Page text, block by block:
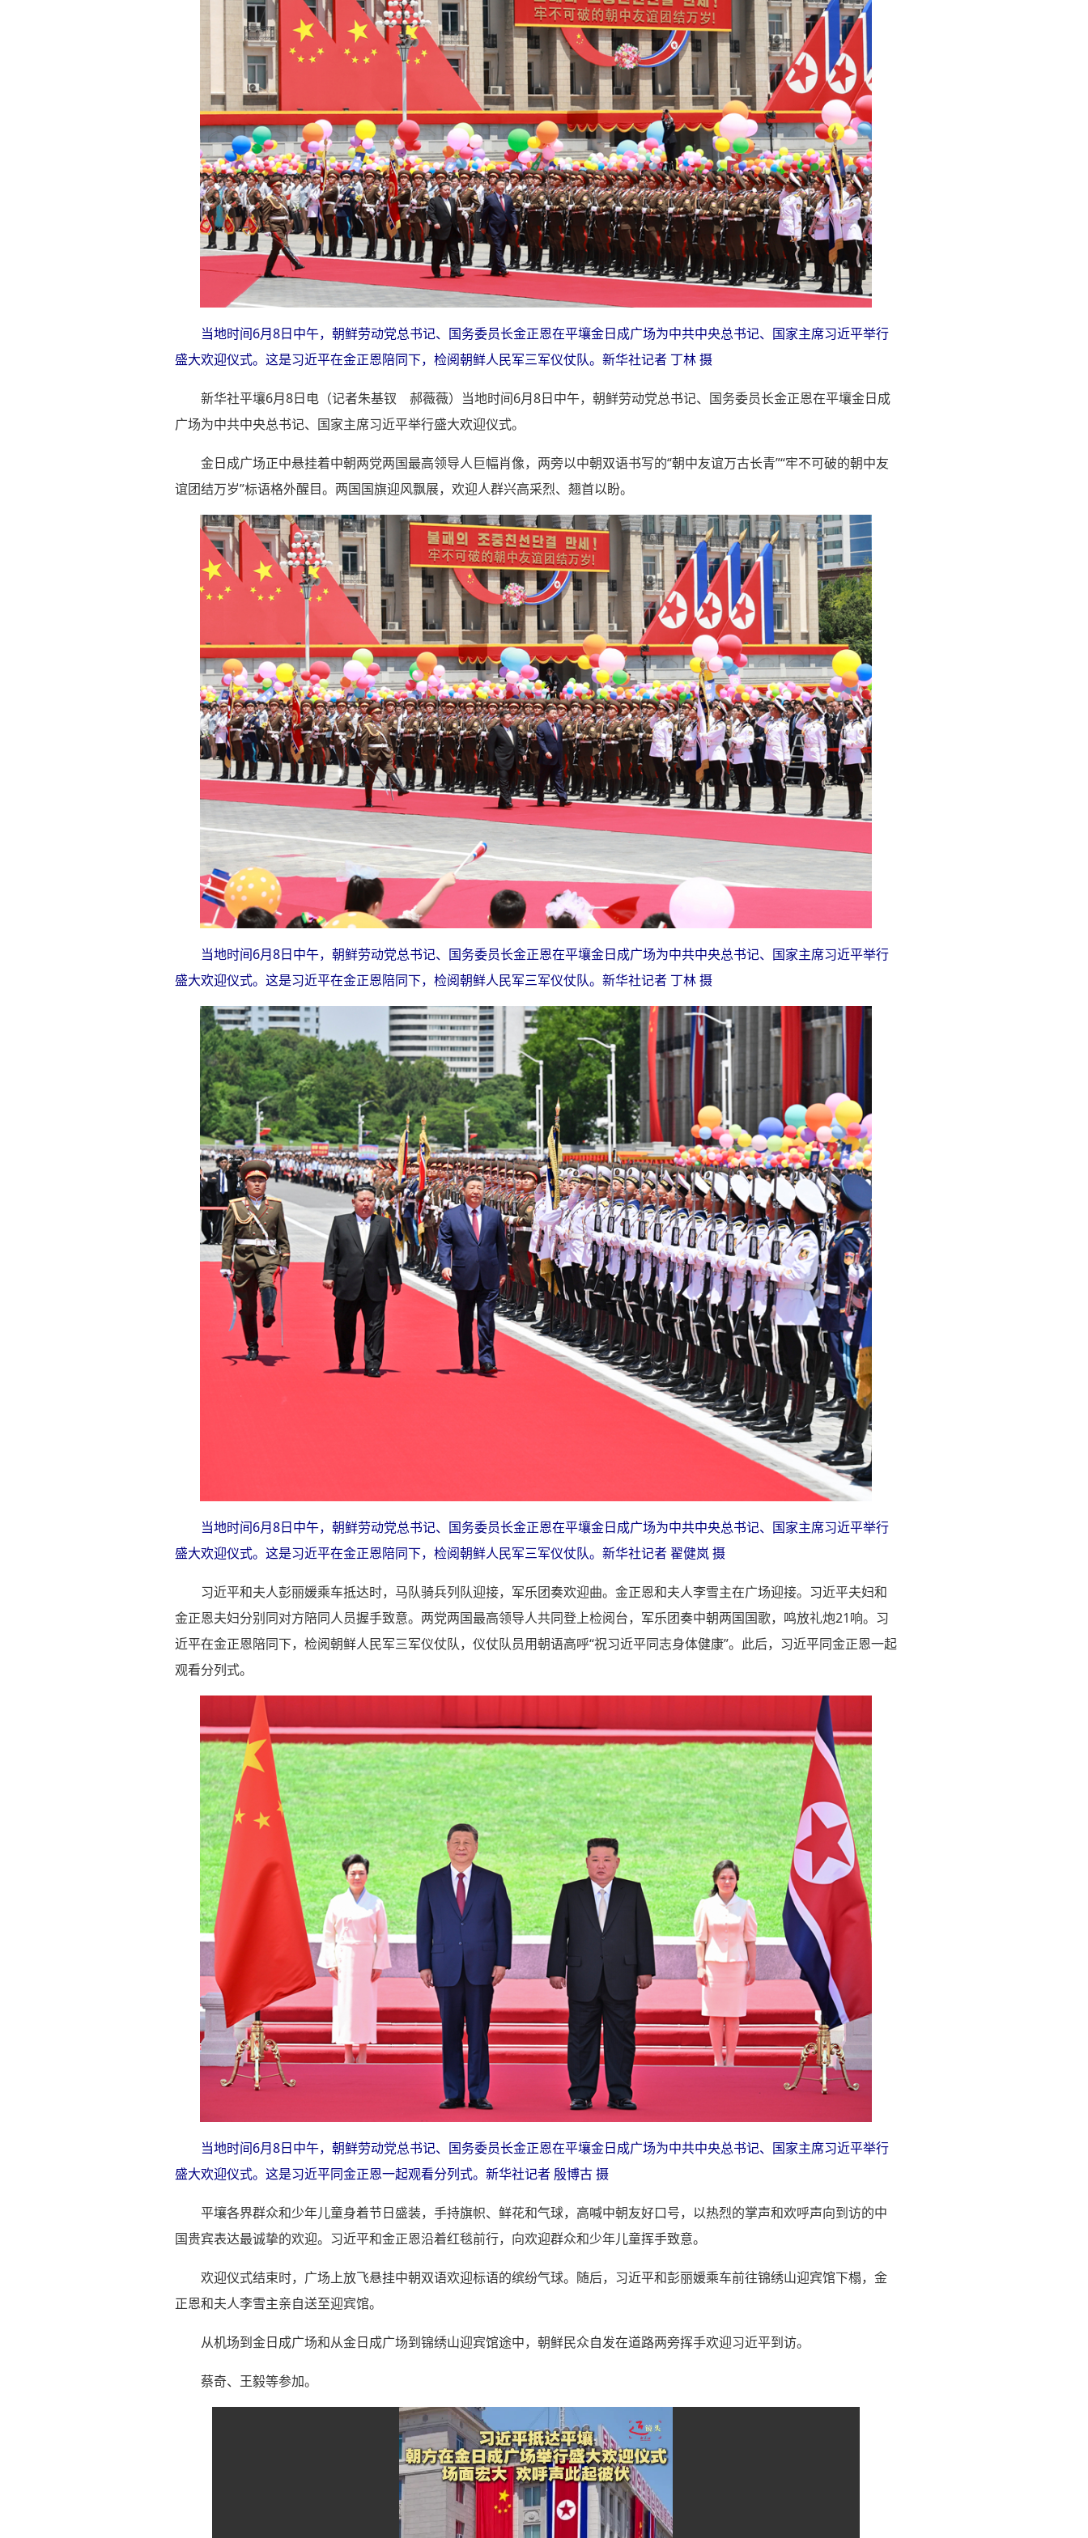
当地时间6月8日中午，朝鲜劳动党总书记、国务委员长金正恩在平壤金日成广场为中共中央总书记、国家主席习近平举行
盛大欢迎仪式。这是习近平在金正恩陪同下，检阅朝鲜人民军三军仪仗队。新华社记者 丁林 摄
新华社平壤6月8日电（记者朱基钗 郝薇薇）当地时间6月8日中午，朝鲜劳动党总书记、国务委员长金正恩在平壤金日成
广场为中共中央总书记、国家主席习近平举行盛大欢迎仪式。
金日成广场正中悬挂着中朝两党两国最高领导人巨幅肖像，两旁以中朝双语书写的“朝中友谊万古长青”“牢不可破的朝中友
谊团结万岁”标语格外醒目。两国国旗迎风飘展，欢迎人群兴高采烈、翘首以盼。
当地时间6月8日中午，朝鲜劳动党总书记、国务委员长金正恩在平壤金日成广场为中共中央总书记、国家主席习近平举行
盛大欢迎仪式。这是习近平在金正恩陪同下，检阅朝鲜人民军三军仪仗队。新华社记者 丁林 摄
当地时间6月8日中午，朝鲜劳动党总书记、国务委员长金正恩在平壤金日成广场为中共中央总书记、国家主席习近平举行
盛大欢迎仪式。这是习近平在金正恩陪同下，检阅朝鲜人民军三军仪仗队。新华社记者 翟健岚 摄
习近平和夫人彭丽媛乘车抵达时，马队骑兵列队迎接，军乐团奏欢迎曲。金正恩和夫人李雪主在广场迎接。习近平夫妇和
金正恩夫妇分别同对方陪同人员握手致意。两党两国最高领导人共同登上检阅台，军乐团奏中朝两国国歌，鸣放礼炮21响。习
近平在金正恩陪同下，检阅朝鲜人民军三军仪仗队，仪仗队员用朝语高呼“祝习近平同志身体健康”。此后，习近平同金正恩一起
观看分列式。
当地时间6月8日中午，朝鲜劳动党总书记、国务委员长金正恩在平壤金日成广场为中共中央总书记、国家主席习近平举行
盛大欢迎仪式。这是习近平同金正恩一起观看分列式。新华社记者 殷博古 摄
平壤各界群众和少年儿童身着节日盛装，手持旗帜、鲜花和气球，高喊中朝友好口号，以热烈的掌声和欢呼声向到访的中
国贵宾表达最诚挚的欢迎。习近平和金正恩沿着红毯前行，向欢迎群众和少年儿童挥手致意。
欢迎仪式结束时，广场上放飞悬挂中朝双语欢迎标语的缤纷气球。随后，习近平和彭丽媛乘车前往锦绣山迎宾馆下榻，金
正恩和夫人李雪主亲自送至迎宾馆。
从机场到金日成广场和从金日成广场到锦绣山迎宾馆途中，朝鲜民众自发在道路两旁挥手欢迎习近平到访。
蔡奇、王毅等参加。